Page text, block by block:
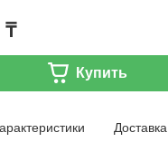
₸
Купить
Доставка